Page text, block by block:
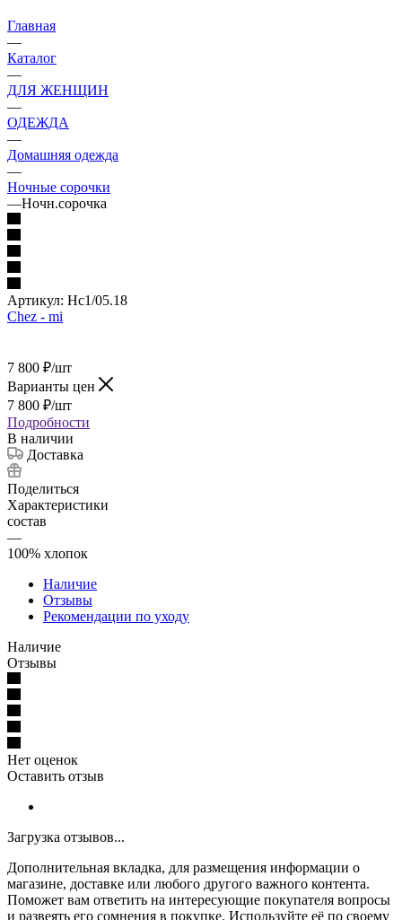
Главная
—
Каталог
—
ДЛЯ ЖЕНЩИН
—
ОДЕЖДА
—
Домашняя одежда
—
Ночные сорочки
—Ночн.сорочка
Артикул: Нс1/05.18
Chez - mi
7 800 ₽/шт
Варианты цен
7 800 ₽/шт
Подробности
В наличии
Доставка
Поделиться
Характеристики
состав
—
100% хлопок
Наличие
Отзывы
Рекомендации по уходу
Наличие
Отзывы
Нет оценок
Оставить отзыв
Загрузка отзывов...
Дополнительная вкладка, для размещения информации о
магазине, доставке или любого другого важного контента.
Поможет вам ответить на интересующие покупателя вопросы
и развеять его сомнения в покупке. Используйте её по своему